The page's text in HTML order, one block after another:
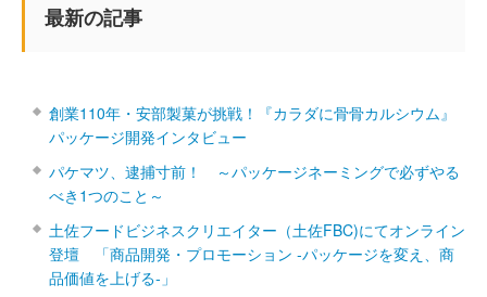
最新の記事
創業110年・安部製菓が挑戦！『カラダに骨骨カルシウム』
パッケージ開発インタビュー
パケマツ、逮捕寸前！ ～パッケージネーミングで必ずやる
べき1つのこと～
土佐フードビジネスクリエイター（土佐FBC)にてオンライン
登壇 「商品開発・プロモーション ‐パッケージを変え、商
品価値を上げる‐」